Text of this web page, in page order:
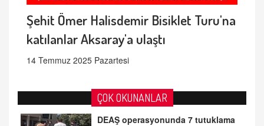
Şehit Ömer Halisdemir Bisiklet Turu'na
katılanlar Aksaray'a ulaştı
14 Temmuz 2025 Pazartesi
ÇOK OKUNANLAR
DEAŞ operasyonunda 7 tutuklama